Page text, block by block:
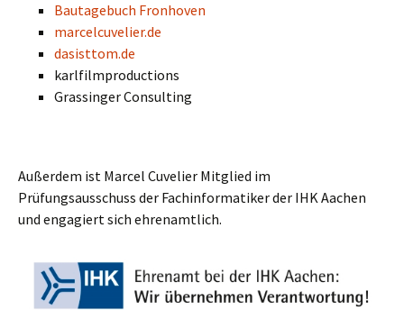
Bautagebuch Fronhoven
marcelcuvelier.de
dasisttom.de
karlfilmproductions
Grassinger Consulting
Außerdem ist Marcel Cuvelier Mitglied im
Prüfungsausschuss der Fachinformatiker der IHK Aachen
und engagiert sich ehrenamtlich.